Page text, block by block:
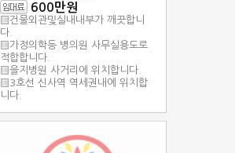
600만원
▒건물외관및실내내부가 깨끗합니
다.
▒가정의학등 병의원 사무실용도로
적합합니다.
▒을지병원 사거리에 위치합니다.
▒3호선 신사역 역세권내에 위치합
니다.